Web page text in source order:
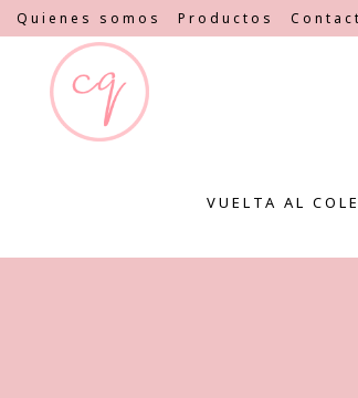
Quienes somos Productos
VUELTA AL COLE